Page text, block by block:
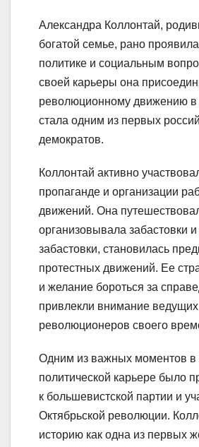
Александра Коллонтай,
богатой семье, рано
политике и социальным
своей карьеры она
революционному движению в
стала одним из первых
демократов.
Коллонтай активно
пропаганде и организации
движений. Она
организовывала забастовки
забастовки, становилась
протестных движений. Ее
и желание бороться за
привлекли внимание ведущих
революционеров своего
Одним из важных моментов в
политической карьере было
к большевистской партии и
Октябрьской революции.
историю как одна из первых